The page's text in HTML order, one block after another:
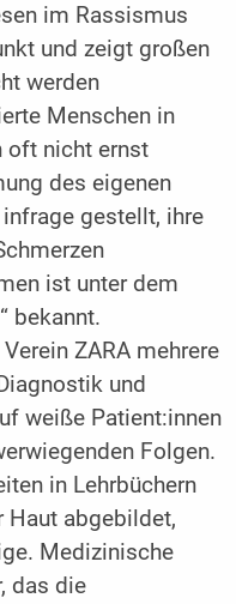
im Rassismus
und zeigt großen
werden
Menschen in
oft nicht ernst
des eigenen
gestellt, ihre
ist unter dem
bekannt.
ZARA mehrere
und
weiße Patient:innen
Folgen.
in Lehrbüchern
abgebildet,
Medizinische
das die